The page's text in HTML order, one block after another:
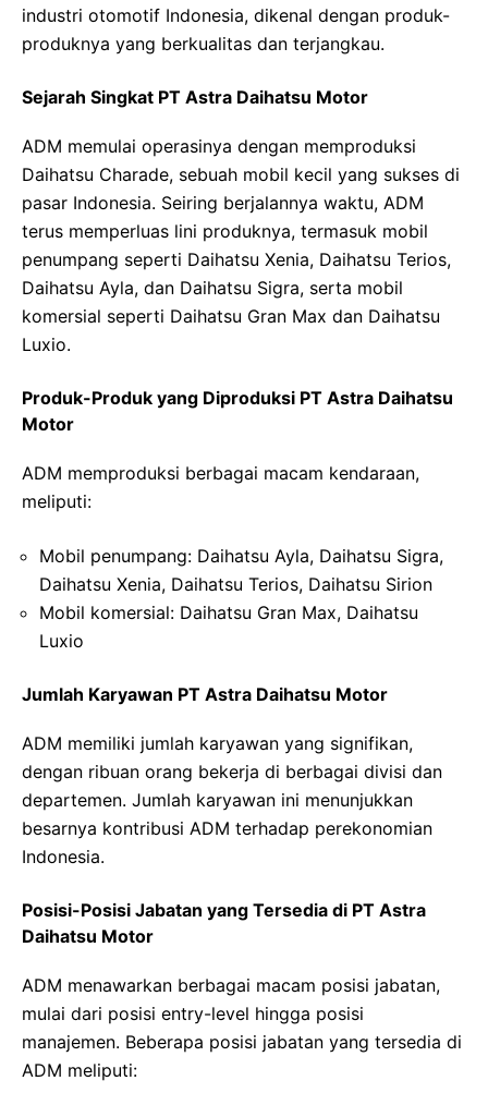
industri otomotif Indonesia, dikenal dengan produk-
produknya yang berkualitas dan terjangkau.
Sejarah Singkat PT Astra Daihatsu Motor
ADM memulai operasinya dengan memproduksi
Daihatsu Charade, sebuah mobil kecil yang sukses di
pasar Indonesia. Seiring berjalannya waktu, ADM
terus memperluas lini produknya, termasuk mobil
penumpang seperti Daihatsu Xenia, Daihatsu Terios,
Daihatsu Ayla, dan Daihatsu Sigra, serta mobil
komersial seperti Daihatsu Gran Max dan Daihatsu
Luxio.
Produk-Produk yang Diproduksi PT Astra Daihatsu
Motor
ADM memproduksi berbagai macam kendaraan,
meliputi:
Mobil penumpang: Daihatsu Ayla, Daihatsu Sigra,
Daihatsu Xenia, Daihatsu Terios, Daihatsu Sirion
Mobil komersial: Daihatsu Gran Max, Daihatsu
Luxio
Jumlah Karyawan PT Astra Daihatsu Motor
ADM memiliki jumlah karyawan yang signifikan,
dengan ribuan orang bekerja di berbagai divisi dan
departemen. Jumlah karyawan ini menunjukkan
besarnya kontribusi ADM terhadap perekonomian
Indonesia.
Posisi-Posisi Jabatan yang Tersedia di PT Astra
Daihatsu Motor
ADM menawarkan berbagai macam posisi jabatan,
mulai dari posisi entry-level hingga posisi
manajemen. Beberapa posisi jabatan yang tersedia di
ADM meliputi: